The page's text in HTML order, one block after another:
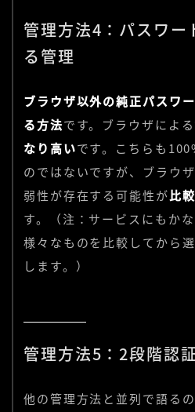
管理方法4：パスワー
る管理
ブラウザ以外の純正パスワ
る方法です。ブラウザによる
なり高いです。こちらも
のではないですが、ブラウ
弱性が存在する可能性が比
す。（注：サービスにもか
様々なものを比較してから
します。）
管理方法5：2段階認
他の管理方法と並列で語る